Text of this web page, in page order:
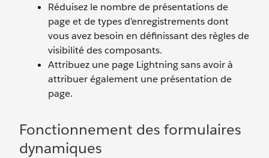
Réduisez le nombre de présentations de
page et de types d’enregistrements dont
vous avez besoin en définissant des règles de
visibilité des composants.
Attribuez une page Lightning sans avoir à
attribuer également une présentation de
page.
Fonctionnement des formulaires
dynamiques